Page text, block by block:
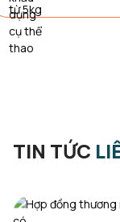
TIN TỨC